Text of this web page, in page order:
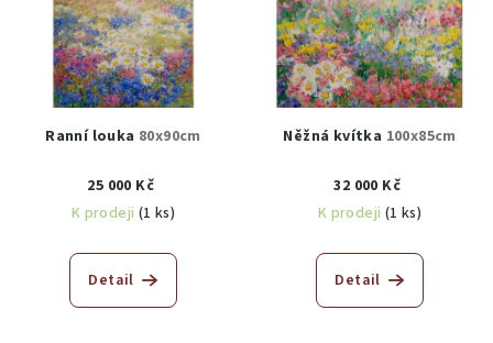
Ranní louka 80x90cm
25 000 Kč
K prodeji (1 ks)
Detail
Něžná kvítka 100x85cm
32 000 Kč
K prodeji (1 ks)
Detail